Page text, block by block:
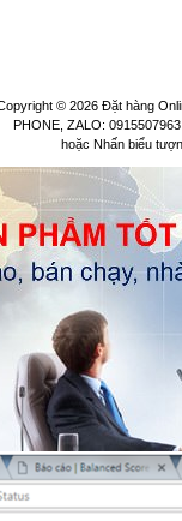
© 2026 Đặt hàng
PHONE, ZALO:
hoặc Nhấn biểu